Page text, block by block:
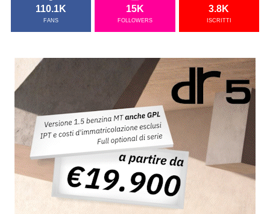
110.1K
FANS
15K
FOLLOWERS
3.8K
ISCRITTI